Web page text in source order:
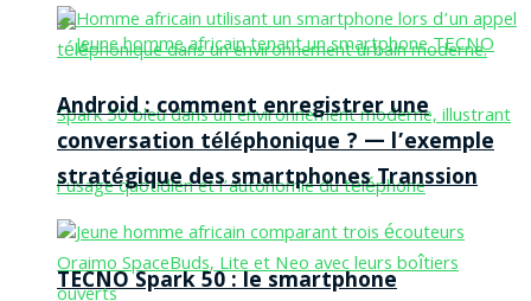
TECNO Spark 50 : le smartphone
Android : comment enregistrer une
conversation téléphonique ? — l’exemple
stratégique des smartphones Transsion